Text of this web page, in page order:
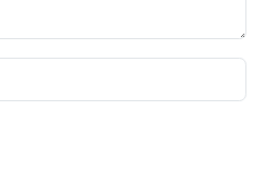
Funda Arar Konserinde